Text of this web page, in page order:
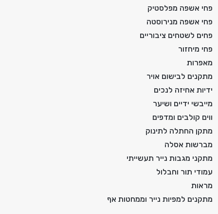
פחי אשפה מפלסטיק
פחי אשפה מנירוסטה
פחים לשטחים ציבוריים
פחי מיחזור
מאפרות
מתקנים לבישום אויר
ידיות אחיזה לנכים
מייבשי ידיים ושיער
ווים קולבים ומדפים
מתקן החתלה לתינוק
מברשות אסלה
מתקני מגבות נייר תעשייתי
עמודי תור וחבלול
מראות
מתקנים למפיות נייר וממחטות אף